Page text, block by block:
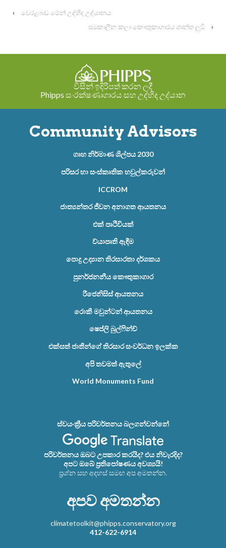
‹
වෙරළබඩ මේන් උද්භිද උද්යානය
සමකාලීන කලා කෞතුකාගාරය ශාන්ත ලුවී
›
විසින් ඉදිරිපත් කරන ලදී
Phipps සංරක්ෂණාගාරය සහ උද්භිද උද්යාන
Community Advisors
ගෘහ නිර්මාණ ශිල්පය 2030
පරිසර හා සංස්කෘතික හවුල්කරුවන්
ICCROM
ජාත්‍යන්තර ජීවන අනාගත ආයතනය
එක් පෘථිවියක්
ව්යාපෘති ඇඳීම
පොදු උද්‍යාන තිරසාරතා දර්ශකය
පුනර්ජනනීය කෞතුකාගාර
රීජෙනිසිස් ආයතනය
රොකී මවුන්ටන් ආයතනය
ෂෙප්ලි බුල්ෆින්ච්
එක්සත් ජාතීන්ගේ තිරසාර සංවර්ධන ඉලක්ක
අපි තවමත් ඇතුලේ
World Monuments Fund
ස්වයංක්‍රීය පරිවර්තනය බලගන්වන්නේ
පරිවර්තනය ඔබට උපකාර කරයිද? එය නිවැරදිද?
අපට ඔබේ ප්‍රතිපෝෂණය අවශ්‍යයි!
ප්‍රශ්න සහ අදහස් සමඟ අප අමතන්න.
අපව අමතන්න
climatetoolkit@phipps.conservatory.org
412-622-6914